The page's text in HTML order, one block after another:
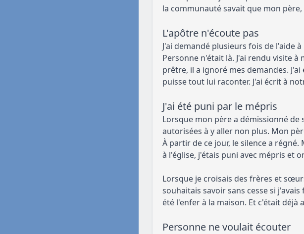
la communauté savait que mon
L'apôtre n'écoute pas
J'ai demandé plusieurs fois de l'aide
Personne n'était là. J'ai rendu visite
prêtre, il a ignoré mes demandes.
puisse tout lui raconter. J'ai écrit à
J'ai été puni par le mépris
Lorsque mon père a démissionné
autorisées à y aller non plus. Mon
À partir de ce jour, le silence a
à l'église, j'étais puni avec mépris et
Lorsque je croisais des frères et
souhaitais savoir sans cesse si
été l'enfer à la maison. Et c'était déjà
Personne ne voulait écouter